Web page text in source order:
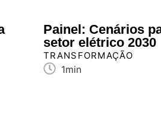
Painel: Cenários
setor elétrico 2030
TRANSFORMAÇÃO
1min